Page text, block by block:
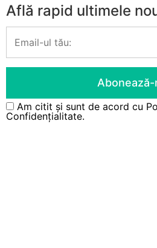
Află rapid ultimele
Am citit și sunt de acord cu
Confidențialitate.